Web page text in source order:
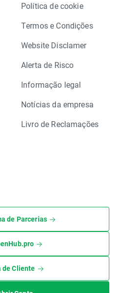
Política de cookie
Termos e Condições
Website Disclamer
Alerta de Risco
Informação legal
Notícias da empresa
Livro de Reclamações
de Parcerias
de Cliente